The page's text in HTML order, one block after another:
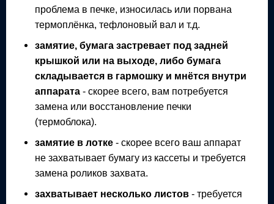
проблема в печке, износилась или порвана
термоплёнка, тефлоновый вал и т.д.
замятие, бумага застревает под задней
крышкой или на выходе, либо бумага
складывается в гармошку и мнётся внутри
аппарата - скорее всего, вам потребуется
замена или восстановление печки
(термоблока).
замятие в лотке - скорее всего ваш аппарат
не захватывает бумагу из кассеты и требуется
замена роликов захвата.
захватывает несколько листов - требуется